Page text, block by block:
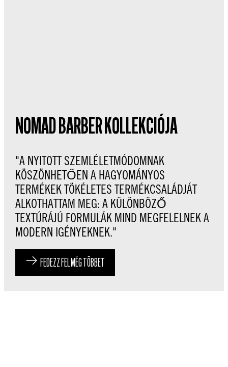
NOMAD BARBER KOLLEKCIÓJA
"A NYITOTT SZEMLÉLETMÓDOMNAK
KÖSZÖNHETŐEN A HAGYOMÁNYOS
TERMÉKEK TÖKÉLETES TERMÉKCSALÁDJÁT
ALKOTHATTAM MEG: A KÜLÖNBÖZŐ
TEXTÚRÁJÚ FORMULÁK MIND MEGFELELNEK A
MODERN IGÉNYEKNEK."
FEDEZZ FEL MÉG TÖBBET